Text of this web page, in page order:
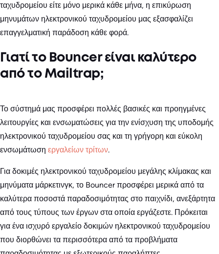
ταχυδρομείου είτε μόνο μερικά κάθε μήνα, η επικύρωση
μηνυμάτων ηλεκτρονικού ταχυδρομείου μας εξασφαλίζει
επαγγελματική παράδοση κάθε φορά.
Γιατί το Bouncer είναι καλύτερο
από το Mailtrap;
Το σύστημά μας προσφέρει πολλές βασικές και προηγμένες
λειτουργίες και ενσωματώσεις για την ενίσχυση της υποδομής
ηλεκτρονικού ταχυδρομείου σας και τη γρήγορη και εύκολη
ενσωμάτωση εργαλείων τρίτων.
Για δοκιμές ηλεκτρονικού ταχυδρομείου μεγάλης κλίμακας και
μηνύματα μάρκετινγκ, το Bouncer προσφέρει μερικά από τα
καλύτερα ποσοστά παραδοσιμότητας στο παιχνίδι, ανεξάρτητα
από τους τύπους των έργων στα οποία εργάζεστε. Πρόκειται
για ένα ισχυρό εργαλείο δοκιμών ηλεκτρονικού ταχυδρομείου
που διορθώνει τα περισσότερα από τα προβλήματα